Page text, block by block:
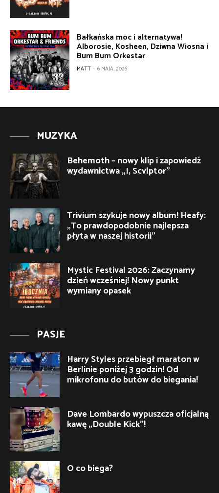
Bałkańska moc i alternatywa!
Alborosie, Kosheen, Dziwna Wiosna i
Bum Bum Orkestar
MATT - 6 MAJA, 2026
MUZYKA
Behemoth – nowy klip i zapowiedź
wydawnictwa „I, Scvlptor”
Trivium szykuje nowy album! Heafy:
„To prawdopodobnie najlepsza
płyta w naszej historii”
Mystic Festival 2026: Zaczynamy
dzień wcześniej! Nowy punkt
wymiany opasek
PASJE
Harry Styles przebiegł maraton w
Berlinie poniżej 3 godzin! Od
mikrofonu do butów do biegania!
Dave Lombardo wypuszcza oficjalną
kawę „Double Kick”!
O co biega?